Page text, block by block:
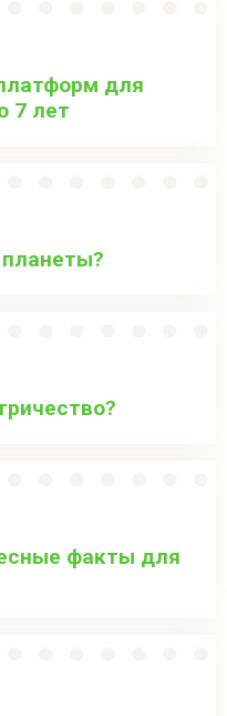
для
7 лет
факты для